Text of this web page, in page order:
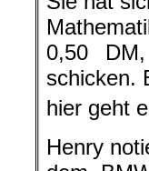
0,50
schicken.
hier geht
Henry